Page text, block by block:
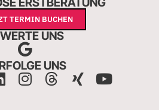
TERMIN BUCHEN
UNS
UNS